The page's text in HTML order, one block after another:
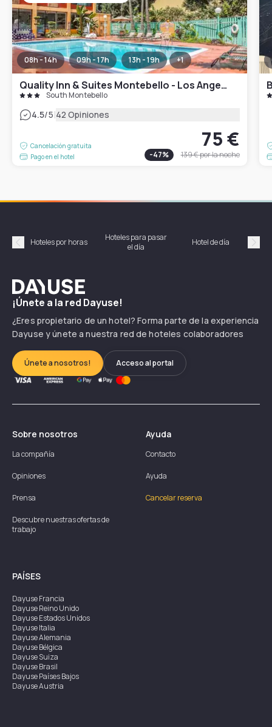
08h - 14h 09h - 17h 13h - 19h +1
Quality Inn & Suites Montebello - Los Angeles
South Montebello
4.5/5|42 Opiniones
Cancelación gratuita
Pago en el hotel
75 €
-47% 139 €por la noche
Précédent
Hoteles por horas
Hoteles para pasar
el día
Hotel de día
Dayuse
¡Únete a la red Dayuse!
¿Eres propietario de un hotel? Forma parte de la experiencia
Dayuse y únete a nuestra red de hoteles colaboradores
Únete a nosotros! Acceso al portal
Sobre nosotros
La compañía
Opiniones
Prensa
Descubre nuestras ofertas de
trabajo
Ayuda
Contacto
Ayuda
Cancelar reserva
PAÍSES
DayuseFrancia
DayuseReino Unido
DayuseEstados Unidos
DayuseItalia
DayuseAlemania
DayuseBélgica
DayuseSuiza
DayuseBrasil
DayusePaíses Bajos
DayuseAustria